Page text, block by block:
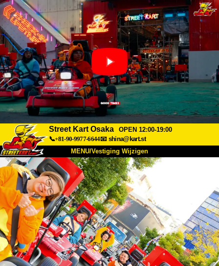
Street Kart Osaka
OPEN 12:00-19:00
📞+81-90-9977-6644📧 shina@kart.st
MENU/Vestiging Wijzigen
TOP
Over Ons Specificaties
Bereikbaarheid Reviews Veelgestelde Vragen
Bedrijf Reserveren
Vestiging Wijzigen
Tokio Shinagawa Tokio Akihabara#1